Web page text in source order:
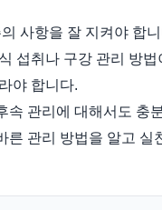
사항을 잘 지켜야 합
섭취나 구강 관리 방법
야 합니다.
속 관리에 대해서도 충
른 관리 방법을 알고 실